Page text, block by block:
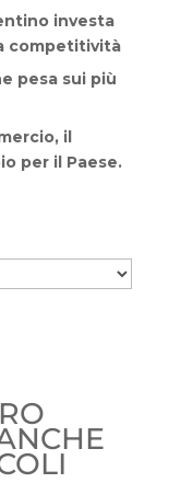
investa
competitività
pesa sui più
il
per il Paese.